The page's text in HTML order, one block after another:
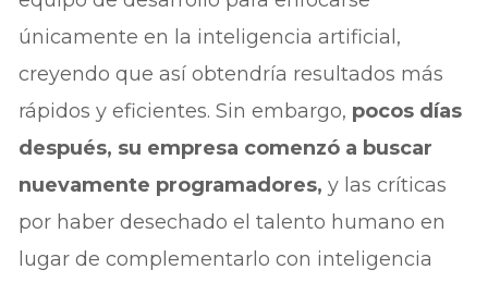
únicamente en la inteligencia artificial,
creyendo que así obtendría resultados más
rápidos y eficientes. Sin embargo, pocos días
después, su empresa comenzó a buscar
nuevamente programadores,y las críticas
por haber desechado el talento humano en
lugar de complementarlo con inteligencia